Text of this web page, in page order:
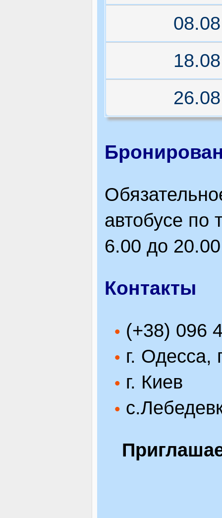
08.08
18.08
26.08
автобусе по
6.00 до
Контакты
• (+38) 096
• г. Одесса,
• г. Киев
•